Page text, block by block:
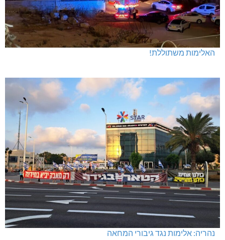
האלימות משתוללת!
נהריה: אלימות נגד גיבורי המחאה